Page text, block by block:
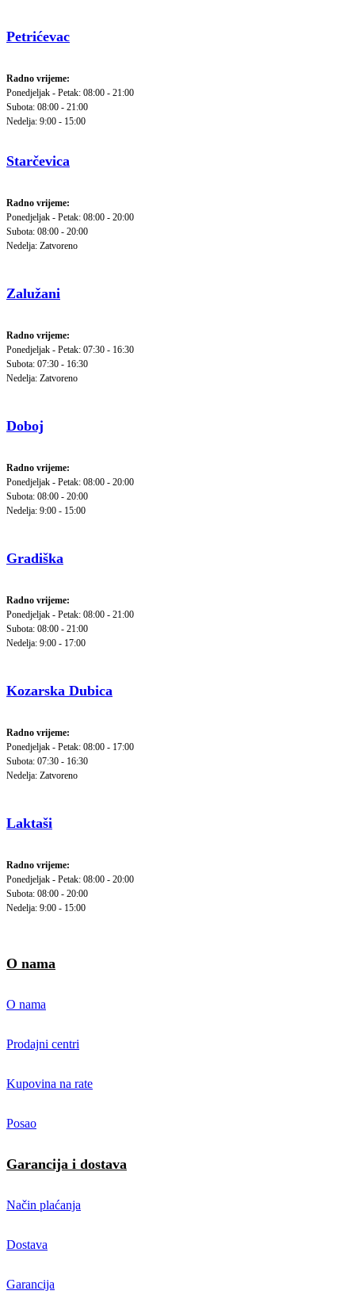
Petrićevac
Radno vrijeme:
Ponedjeljak - Petak: 08:00 - 21:00
Subota: 08:00 - 21:00
Nedelja: 9:00 - 15:00
Starčevica
Radno vrijeme:
Ponedjeljak - Petak: 08:00 - 20:00
Subota: 08:00 - 20:00
Nedelja: Zatvoreno
Zalužani
Radno vrijeme:
Ponedjeljak - Petak: 07:30 - 16:30
Subota: 07:30 - 16:30
Nedelja: Zatvoreno
Doboj
Radno vrijeme:
Ponedjeljak - Petak: 08:00 - 20:00
Subota: 08:00 - 20:00
Nedelja: 9:00 - 15:00
Gradiška
Radno vrijeme:
Ponedjeljak - Petak: 08:00 - 21:00
Subota: 08:00 - 21:00
Nedelja: 9:00 - 17:00
Kozarska Dubica
Radno vrijeme:
Ponedjeljak - Petak: 08:00 - 17:00
Subota: 07:30 - 16:30
Nedelja: Zatvoreno
Laktaši
Radno vrijeme:
Ponedjeljak - Petak: 08:00 - 20:00
Subota: 08:00 - 20:00
Nedelja: 9:00 - 15:00
O nama
O nama
Prodajni centri
Kupovina na rate
Posao
Garancija i dostava
Način plaćanja
Dostava
Garancija